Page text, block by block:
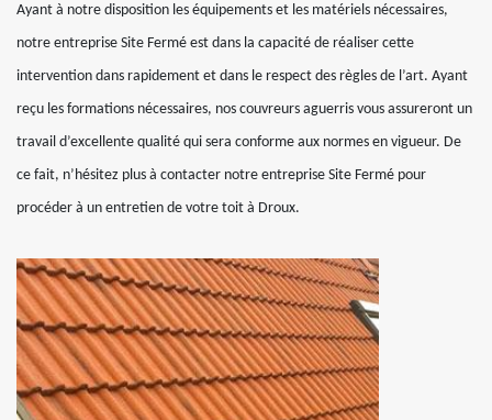
Ayant à notre disposition les équipements et les matériels nécessaires,
notre entreprise Site Fermé est dans la capacité de réaliser cette
intervention dans rapidement et dans le respect des règles de l’art. Ayant
reçu les formations nécessaires, nos couvreurs aguerris vous assureront un
travail d’excellente qualité qui sera conforme aux normes en vigueur. De
ce fait, n’hésitez plus à contacter notre entreprise Site Fermé pour
procéder à un entretien de votre toit à Droux.